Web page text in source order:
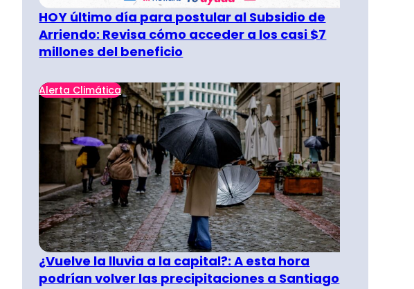
HOY último día para postular al Subsidio de
Arriendo: Revisa cómo acceder a los casi $7
millones del beneficio
Alerta Climática
¿Vuelve la lluvia a la capital?: A esta hora
podrían volver las precipitaciones a Santiago